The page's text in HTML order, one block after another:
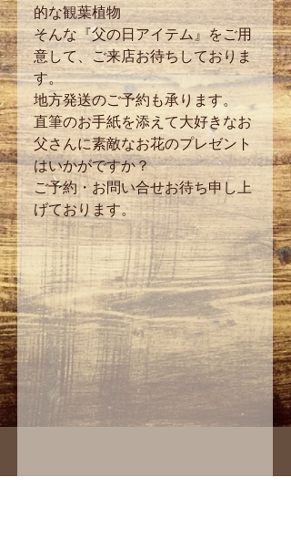
的な観葉植物
そんな『父の日アイテム』をご用
意して、ご来店お待ちしておりま
す。
地方発送のご予約も承ります。
直筆のお手紙を添えて大好きなお
父さんに素敵なお花のプレゼント
はいかがですか？
ご予約・お問い合せお待ち申し上
げております。